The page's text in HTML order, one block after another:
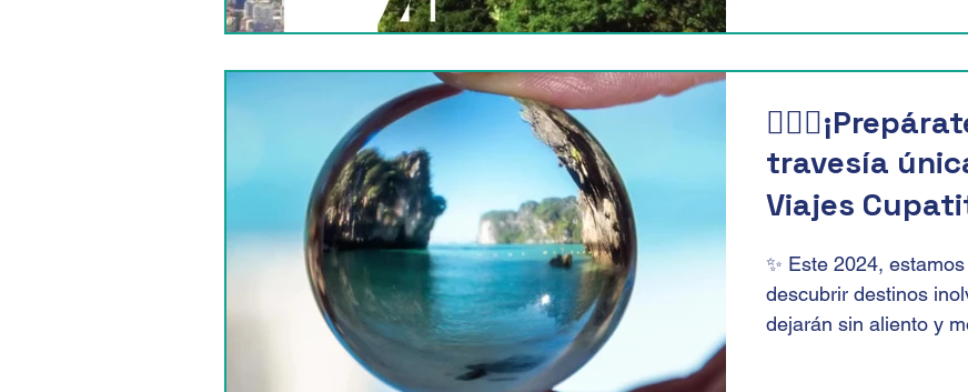
travesía
Viajes
✨ Este 2024,
descubrir destinos
dejarán sin aliento y